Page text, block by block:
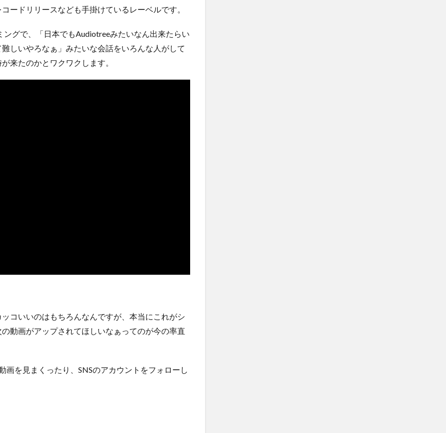
ードリリースなども手掛けているレーベルです。
グで、「日本でもAudiotreeみたいなん出来たらい
しいやろなぁ」みたいな会話をいろんな人がして
来たのかとワクワクします。
コいいのはもちろんなんですが、本当にこれがシ
動画がアップされてほしいなぁってのが今の率直
画を見まくったり、SNSのアカウントをフォローし